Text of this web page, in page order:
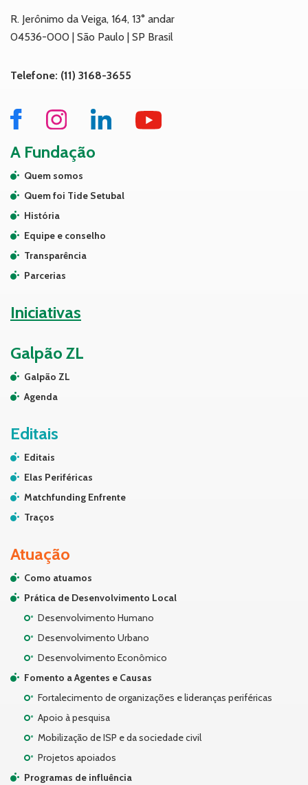
R. Jerônimo da Veiga, 164, 13° andar
04536-000 | São Paulo | SP Brasil
Telefone: (11) 3168-3655
A Fundação
Quem somos
Quem foi Tide Setubal
História
Equipe e conselho
Transparência
Parcerias
Iniciativas
Galpão ZL
Galpão ZL
Agenda
Editais
Editais
Elas Periféricas
Matchfunding Enfrente
Traços
Atuação
Como atuamos
Prática de Desenvolvimento Local
Desenvolvimento Humano
Desenvolvimento Urbano
Desenvolvimento Econômico
Fomento a Agentes e Causas
Fortalecimento de organizações e lideranças periféricas
Apoio à pesquisa
Mobilização de ISP e da sociedade civil
Projetos apoiados
Programas de influência